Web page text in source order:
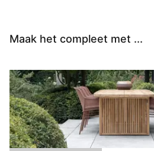
Maak het compleet met ...